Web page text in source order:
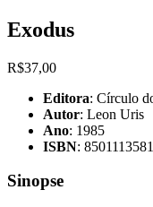
Exodus
R$37,00
Editora: Círculo
Autor: Leon Uris
Ano: 1985
ISBN:
Sinopse